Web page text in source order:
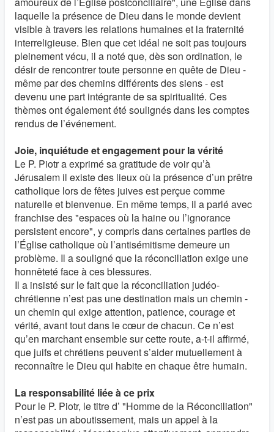
laquelle la présence de Dieu dans le monde devient
visible à travers les relations humaines et la fraternité
interreligieuse. Bien que cet idéal ne soit pas toujours
pleinement vécu, il a noté que, dès son ordination, le
désir de rencontrer toute personne en quête de Dieu -
même par des chemins différents des siens - est
devenu une part intégrante de sa spiritualité. Ces
thèmes ont également été soulignés dans les comptes
rendus de l’événement.
Joie, inquiétude et engagement pour la vérité
Le P. Piotr a exprimé sa gratitude de voir qu’à
Jérusalem il existe des lieux où la présence d’un prêtre
catholique lors de fêtes juives est perçue comme
naturelle et bienvenue. En même temps, il a parlé avec
franchise des "espaces où la haine ou l’ignorance
persistent encore", y compris dans certaines parties de
l’Église catholique où l’antisémitisme demeure un
problème. Il a souligné que la réconciliation exige une
honnêteté face à ces blessures.
Il a insisté sur le fait que la réconciliation judéo-
chrétienne n’est pas une destination mais un chemin -
un chemin qui exige attention, patience, courage et
vérité, avant tout dans le cœur de chacun. Ce n’est
qu’en marchant ensemble sur cette route, a-t-il affirmé,
que juifs et chrétiens peuvent s’aider mutuellement à
reconnaître le Dieu qui habite en chaque être humain.
La responsabilité liée à ce prix
Pour le P. Piotr, le titre d’ "Homme de la Réconciliation"
n’est pas un aboutissement, mais un appel à la